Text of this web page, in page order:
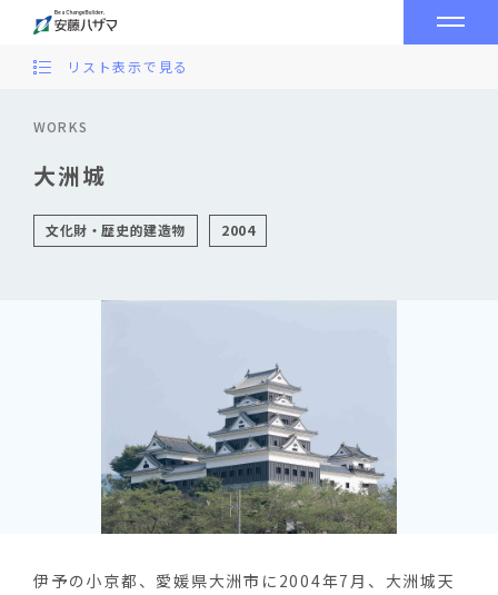
WORKS
大洲城
文化財・歴史的建造物 2004
リスト表示で見る
伊予の小京都、愛媛県大洲市に2004年7月、大洲城天